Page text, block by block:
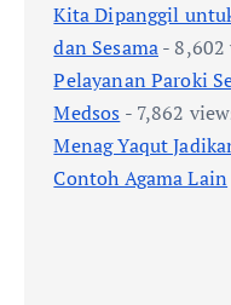
Kita Dipanggil
dan Sesama- 8,602
Pelayanan Paroki
Medsos - 7,862
Menag Yaqut
Contoh Agama Lain